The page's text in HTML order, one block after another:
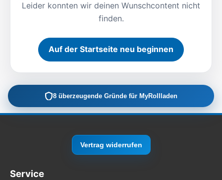
Leider konnten wir deinen Wunschcontent nicht
finden.
Auf der Startseite neu beginnen
8 überzeugende Gründe für MyRollladen
Vertrag widerrufen
Service